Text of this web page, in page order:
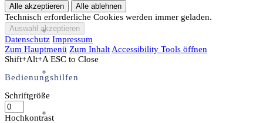
Bibliothek
Technisch erforderliche Cookies werden immer geladen.
Datenschutz Impressum
Zum Hauptmenü Zum Inhalt Accessibility Tools öffnen
Shift+Alt+A ESC to Close
Bedienungshilfen
Schriftgröße
Hochkontrast